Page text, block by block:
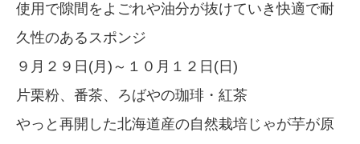
使用で隙間をよごれや油分が抜けていき快適で耐
久性のあるスポンジ
９月２９日(月)～１０月１２日(日)
片栗粉、番茶、ろばやの珈琲・紅茶
やっと再開した北海道産の自然栽培じゃが芋が原